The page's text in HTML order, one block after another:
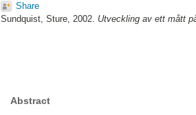
Share
Sundquist, Sture, 2002. Utveckling av ett mått
Abstract